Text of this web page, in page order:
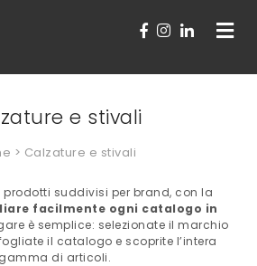
Toggle
e stivali
> Calzature e stivali
suddivisi per brand, con la
facilmente ogni catalogo in
è semplice: selezionate il marchio
il catalogo e scoprite l’intera
gamma di articoli.